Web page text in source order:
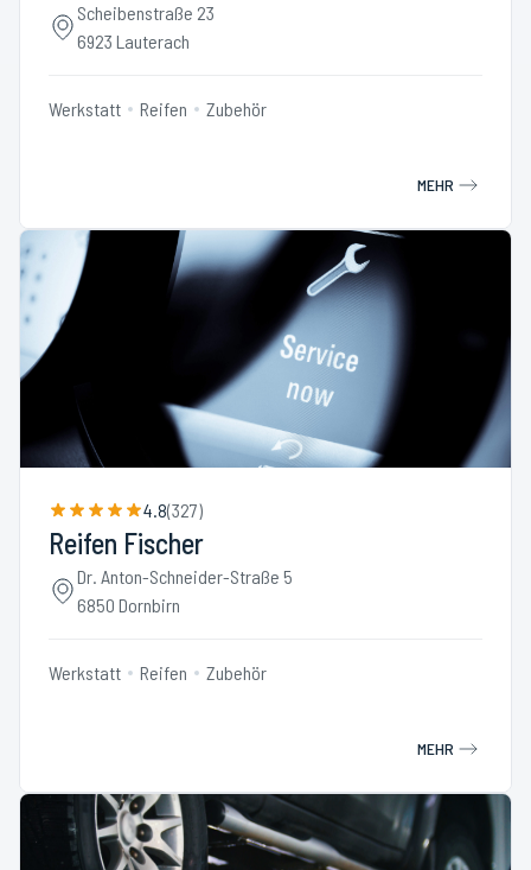
Scheibenstraße 23
6923 Lauterach
Werkstatt Reifen Zubehör
MEHR
4.8(327)
Reifen Fischer
Dr. Anton-Schneider-Straße 5
6850 Dornbirn
Werkstatt Reifen Zubehör
MEHR